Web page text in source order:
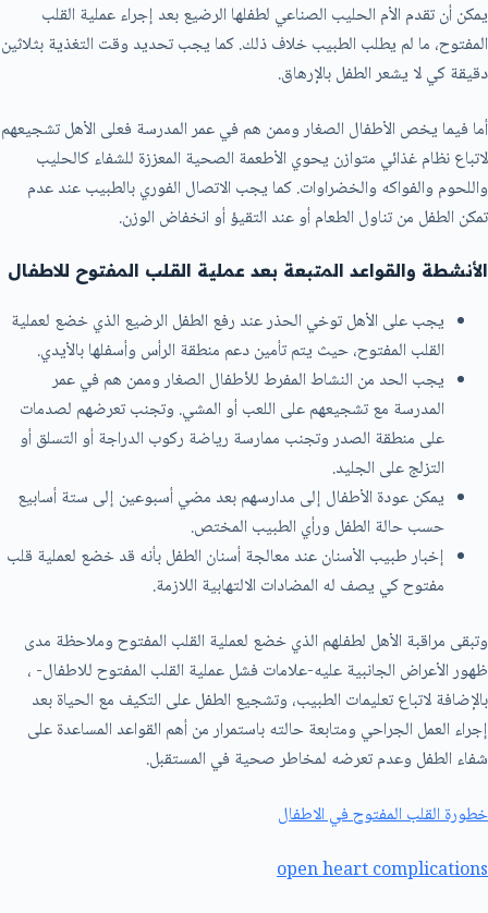
يمكن أن تقدم الأم الحليب الصناعي لطفلها الرضيع بعد إجراء عملية القلب
المفتوح، ما لم يطلب الطبيب خلاف ذلك. كما يجب تحديد وقت التغذية بثلاثين
دقيقة كي لا يشعر الطفل بالإرهاق.
أما فيما يخص الأطفال الصغار وممن هم في عمر المدرسة فعلى الأهل تشجيعهم
لاتباع نظام غذائي متوازن يحوي الأطعمة الصحية المعززة للشفاء كالحليب
واللحوم والفواكه والخضراوات. كما يجب الاتصال الفوري بالطبيب عند عدم
تمكن الطفل من تناول الطعام أو عند التقيؤ أو انخفاض الوزن.
الأنشطة والقواعد المتبعة بعد عملية القلب المفتوح للاطفال
يجب على الأهل توخي الحذر عند رفع الطفل الرضيع الذي خضع لعملية
القلب المفتوح، حيث يتم تأمين دعم منطقة الرأس وأسفلها بالأيدي.
يجب الحد من النشاط المفرط للأطفال الصغار وممن هم في عمر
المدرسة مع تشجيعهم على اللعب أو المشي. وتجنب تعرضهم لصدمات
على منطقة الصدر وتجنب ممارسة رياضة ركوب الدراجة أو التسلق أو
التزلج على الجليد.
يمكن عودة الأطفال إلى مدارسهم بعد مضي أسبوعين إلى ستة أسابيع
حسب حالة الطفل ورأي الطبيب المختص.
إخبار طبيب الأسنان عند معالجة أسنان الطفل بأنه قد خضع لعملية قلب
مفتوح كي يصف له المضادات الالتهابية اللازمة.
وتبقى مراقبة الأهل لطفلهم الذي خضع لعملية القلب المفتوح وملاحظة مدى
ظهور الأعراض الجانبية عليه-علامات فشل عملية القلب المفتوح للاطفال- ،
بالإضافة لاتباع تعليمات الطبيب، وتشجيع الطفل على التكيف مع الحياة بعد
إجراء العمل الجراحي ومتابعة حالته باستمرار من أهم القواعد المساعدة على
شفاء الطفل وعدم تعرضه لمخاطر صحية في المستقبل.
خطورة القلب المفتوح في الاطفال
open heart complications